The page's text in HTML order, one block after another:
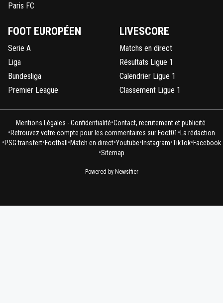
Paris FC
FOOT EUROPÉEN
Serie A
Liga
Bundesliga
Premier League
LIVESCORE
Matchs en direct
Résultats Ligue 1
Calendrier Ligue 1
Classement Ligue 1
Mentions Légales - Confidentialité•Contact, recrutement et publicité
•Retrouvez votre compte pour les commentaires sur Foot01 •La rédaction
•PSG transfert•Football•Match en direct•Youtube•Instagram•TikTok•Facebook
•Sitemap
Powered by Newsifier